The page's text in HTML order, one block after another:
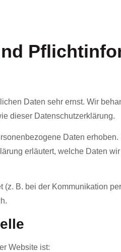
Daten sehr ernst. Wir
dieser Datenschutzerklärung.
Daten
erläutert, welche Daten
B. bei der Kommunikation
Website ist: